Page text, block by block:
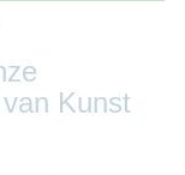
Kunst